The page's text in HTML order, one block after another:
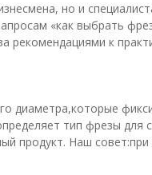
но и
«как выбрать
рекомендациями к
диаметра,которые
тип фрезы для
продукт. Наш